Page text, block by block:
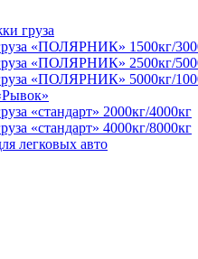
груза
«ПОЛЯРНИК» 1500кг/
«ПОЛЯРНИК» 2500кг/
«ПОЛЯРНИК» 5000кг/
«стандарт» 2000кг/4000кг
«стандарт» 4000кг/8000кг
легковых авто